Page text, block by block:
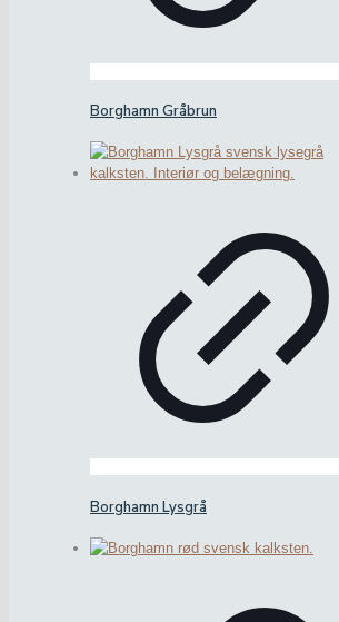
Borghamn Gråbrun
Borghamn Lysgrå